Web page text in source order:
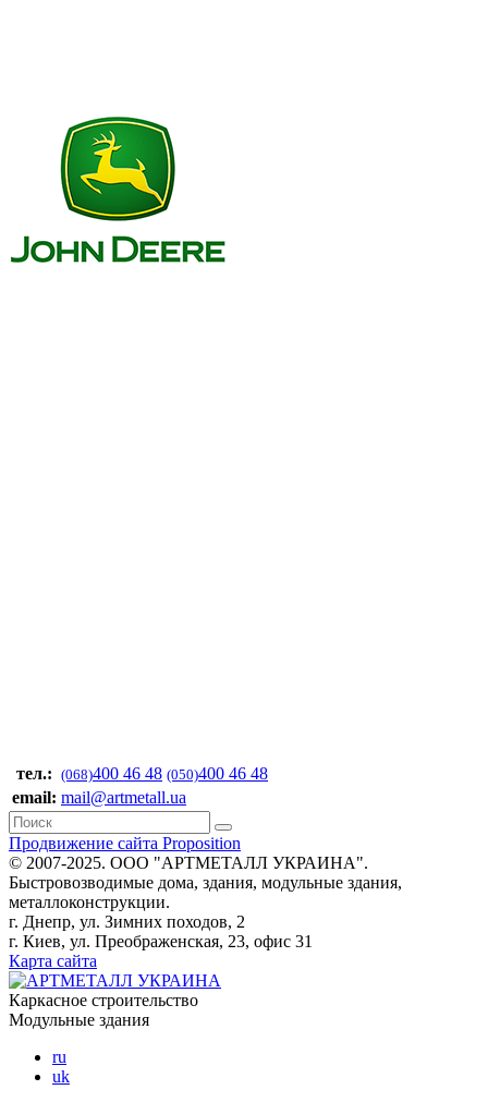
тел.: (068)400 46 48 (050)400 46 48
email: mail@artmetall.ua
Продвижение сайта Proposition
© 2007-2025. ООО "AРТМЕТАЛЛ УКРАИНА".
Быстровозводимые дома, здания, модульные здания,
металлоконструкции.
г. Днепр, ул. Зимних походов, 2
г. Киев, ул. Преображенская, 23, офис 31
Карта сайта
Каркасное строительство
Модульные здания
ru
uk